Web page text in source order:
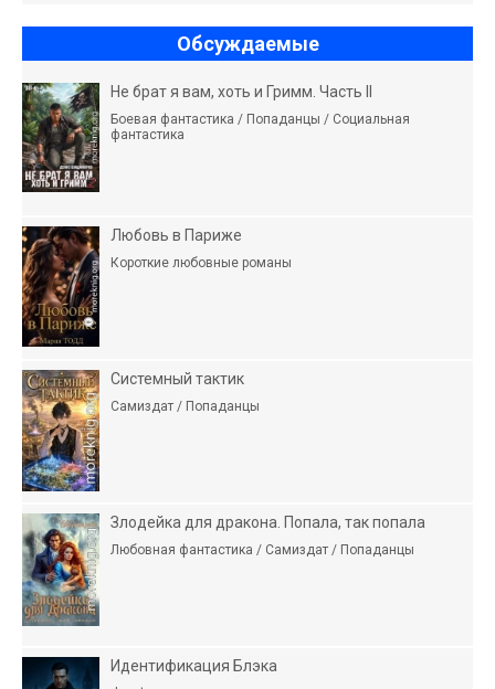
Обсуждаемые
Не брат я вам, хоть и Гримм. Часть II
Боевая фантастика / Попаданцы / Социальная
фантастика
Любовь в Париже
Короткие любовные романы
Системный тактик
Самиздат / Попаданцы
Злодейка для дракона. Попала, так попала
Любовная фантастика / Самиздат / Попаданцы
Идентификация Блэка